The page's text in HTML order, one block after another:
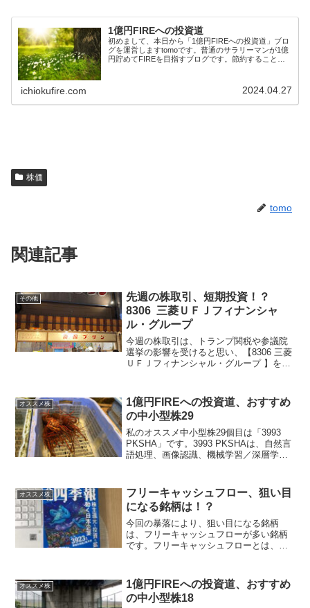
1億円FIREへの投資道
初めまして、本日から「1億円FIREへの投資道」ブロ
グを運営しますtomoです。普通のサラリーマンが1億
円貯めてFIREを目指すブログです。節約することで
ichiokufire.com 2024.04.27
株価
tomo
関連記事
その他
先週の株取引、短期投資！？
8306 三菱ＵＦＪフィナンシャ
ル・グループ
今週の株取引は、トランプ関税や参議院
選挙の影響を受けると思い、【8306 三菱
ＵＦＪフィナンシャル・グループ 】を
菱ＵＦＪフィナンシャル・グループ 】全
株取得...
オススメ株
1億円FIREへの投資道、おすすめ
の中小型株29
私のオススメ中小型株29個目は「3993
PKSHA」です。3993 PKSHAは、自然言
語処理、画像認識、機械学習／深層学習
研究開発・AIソリューション及びAI Sa...
オススメ株
フリーキャッシュフロー、狙い目
になる銘柄は！？
今回の暴落により、狙い目になる銘柄
は、フリーキャッシュフローが多い銘柄
です。フリーキャッシュフローとは、企
す。「フリーキャッシュフロー」＝「営
業キャッシュフロー」＋「投...
オススメ株
1億円FIREへの投資道、おすすめ
の中小型株18